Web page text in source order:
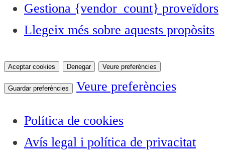
Gestiona {vendor_count} proveïdors
Llegeix més sobre aquests propòsits
Aceptar cookies Denegar Veure preferències
Guardar preferències Veure preferències
Política de cookies
Avís legal i política de privacitat